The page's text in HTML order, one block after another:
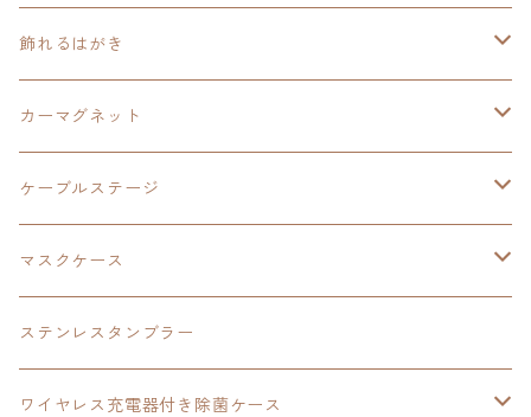
オーロラアクリルスタンド
ダブルアクリルキーチェーン
カードサイズスピーカー
イースⅩ
東亰ザナドゥeX+
極厚アクリルキーチェーン
オーロラアクリルスタンド
イースvs空の軌跡
軌跡シリーズ20周年
界の軌跡
アクリルマグネット
空の軌跡1st
黎の軌跡Ⅱ
空の軌跡1st
界の軌跡
ウルトラマン
タツノコプロ
ドラえもん
創の軌跡
黎の軌跡
黎の軌跡Ⅱ
界の軌跡
碧の軌跡：改
創の軌跡
閃の軌跡
閃の軌跡Ⅳ
零の軌跡：改
碧の軌跡：改
創の軌跡
40周年記念
置くだけスピーカー
碧の軌跡：改
創の軌跡
バイブレーションスピーカー
軌跡シリーズ15周年
創の軌跡
飾れるはがき
閃の軌跡Ⅳ
イースⅨ
創の軌跡
カーマグネット
軌跡シリーズ
ケーブルステージ
閃の軌跡Ⅲ
創の軌跡
マスクケース
創の軌跡
ステンレスタンブラー
ワイヤレス充電器付き除菌ケース